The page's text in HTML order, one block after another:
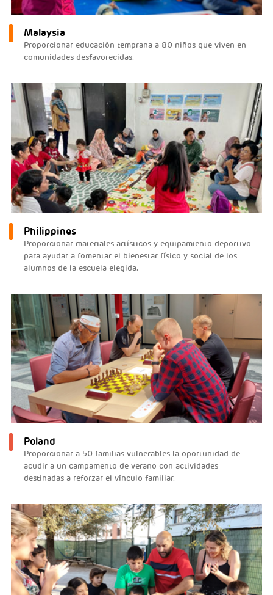
Malaysia
Proporcionar educación temprana a 80 niños que viven en
comunidades desfavorecidas.
Philippines
Proporcionar materiales artísticos y equipamiento deportivo
para ayudar a fomentar el bienestar físico y social de los
alumnos de la escuela elegida.
Poland
Proporcionar a 50 familias vulnerables la oportunidad de
acudir a un campamento de verano con actividades
destinadas a reforzar el vínculo familiar.